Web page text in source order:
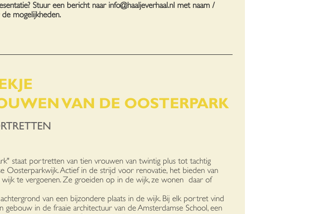
Stuur een bericht naar info@haaljeverhaal.nl met naam /
mogelijkheden.
VAN DE OOSTERPARK
staat portretten van tien vrouwen van twintig plus tot tachtig
Oosterparkwijk. Actief in de strijd voor renovatie, het bieden van
te vergoenen. Ze groeiden op in de wijk, ze wonen daar of
van een bijzondere plaats in de wijk. Bij elk portret vind
gebouw in de fraaie architectuur van de Amsterdamse School, een